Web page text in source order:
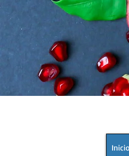
Inicio